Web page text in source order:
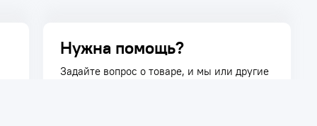
Нужна помощь?
Задайте вопрос о товаре, и мы или другие